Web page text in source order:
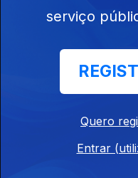
serviço
Quero
Entrar